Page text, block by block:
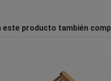
este producto también